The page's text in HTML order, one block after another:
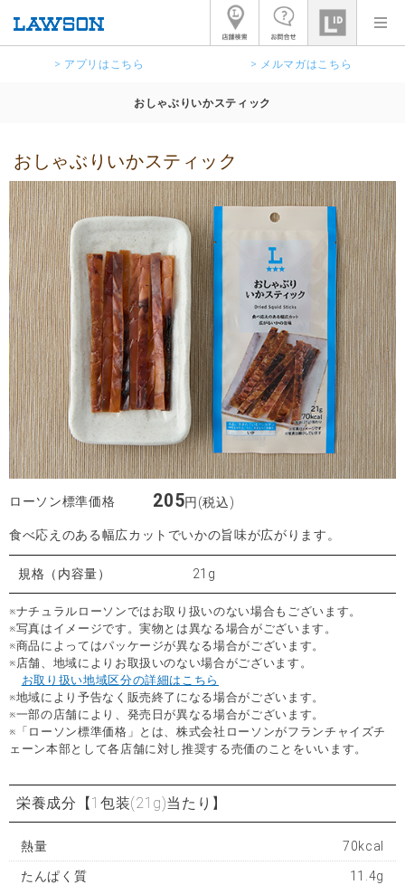
> アプリはこちら > メルマガはこちら
おしゃぶりいかスティック
おしゃぶりいかスティック
ローソン標準価格 205円(税込)
食べ応えのある幅広カットでいかの旨味が広がります。
規格（内容量） 21g
※ナチュラルローソンではお取り扱いのない場合もございます。
※写真はイメージです。実物とは異なる場合がございます。
※商品によってはパッケージが異なる場合がございます。
※店舗、地域によりお取扱いのない場合がございます。
お取り扱い地域区分の詳細はこちら
※地域により予告なく販売終了になる場合がございます。
※一部の店舗により、発売日が異なる場合がございます。
※「ローソン標準価格」とは、株式会社ローソンがフランチャイズチ
ェーン本部として各店舗に対し推奨する売価のことをいいます。
栄養成分 【1包装(21g)当たり】
熱量 70kcal
たんぱく質 11.4g